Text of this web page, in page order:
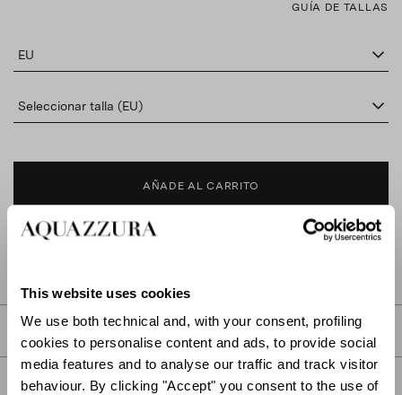
This website uses cookies
We use both technical and, with your consent, profiling
cookies to personalise content and ads, to provide social
media features and to analyse our traffic and track visitor
behaviour. By clicking "Accept" you consent to the use of
GUÍA DE TALLAS
EU
Seleccionar talla (EU)
AÑADE AL CARRITO
DESCRIPCIÓN
DETALLES